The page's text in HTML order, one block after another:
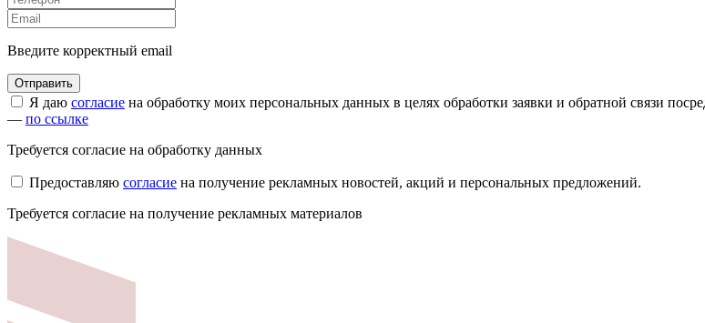
Введите корректный email
Я даю согласие на обработку моих персональных данных в целях обработки заявки и обратной связи
— по ссылке
Требуется согласие на обработку данных
Предоставляю согласие на получение рекламных новостей, акций и персональных предложений.
Требуется согласие на получение рекламных материалов